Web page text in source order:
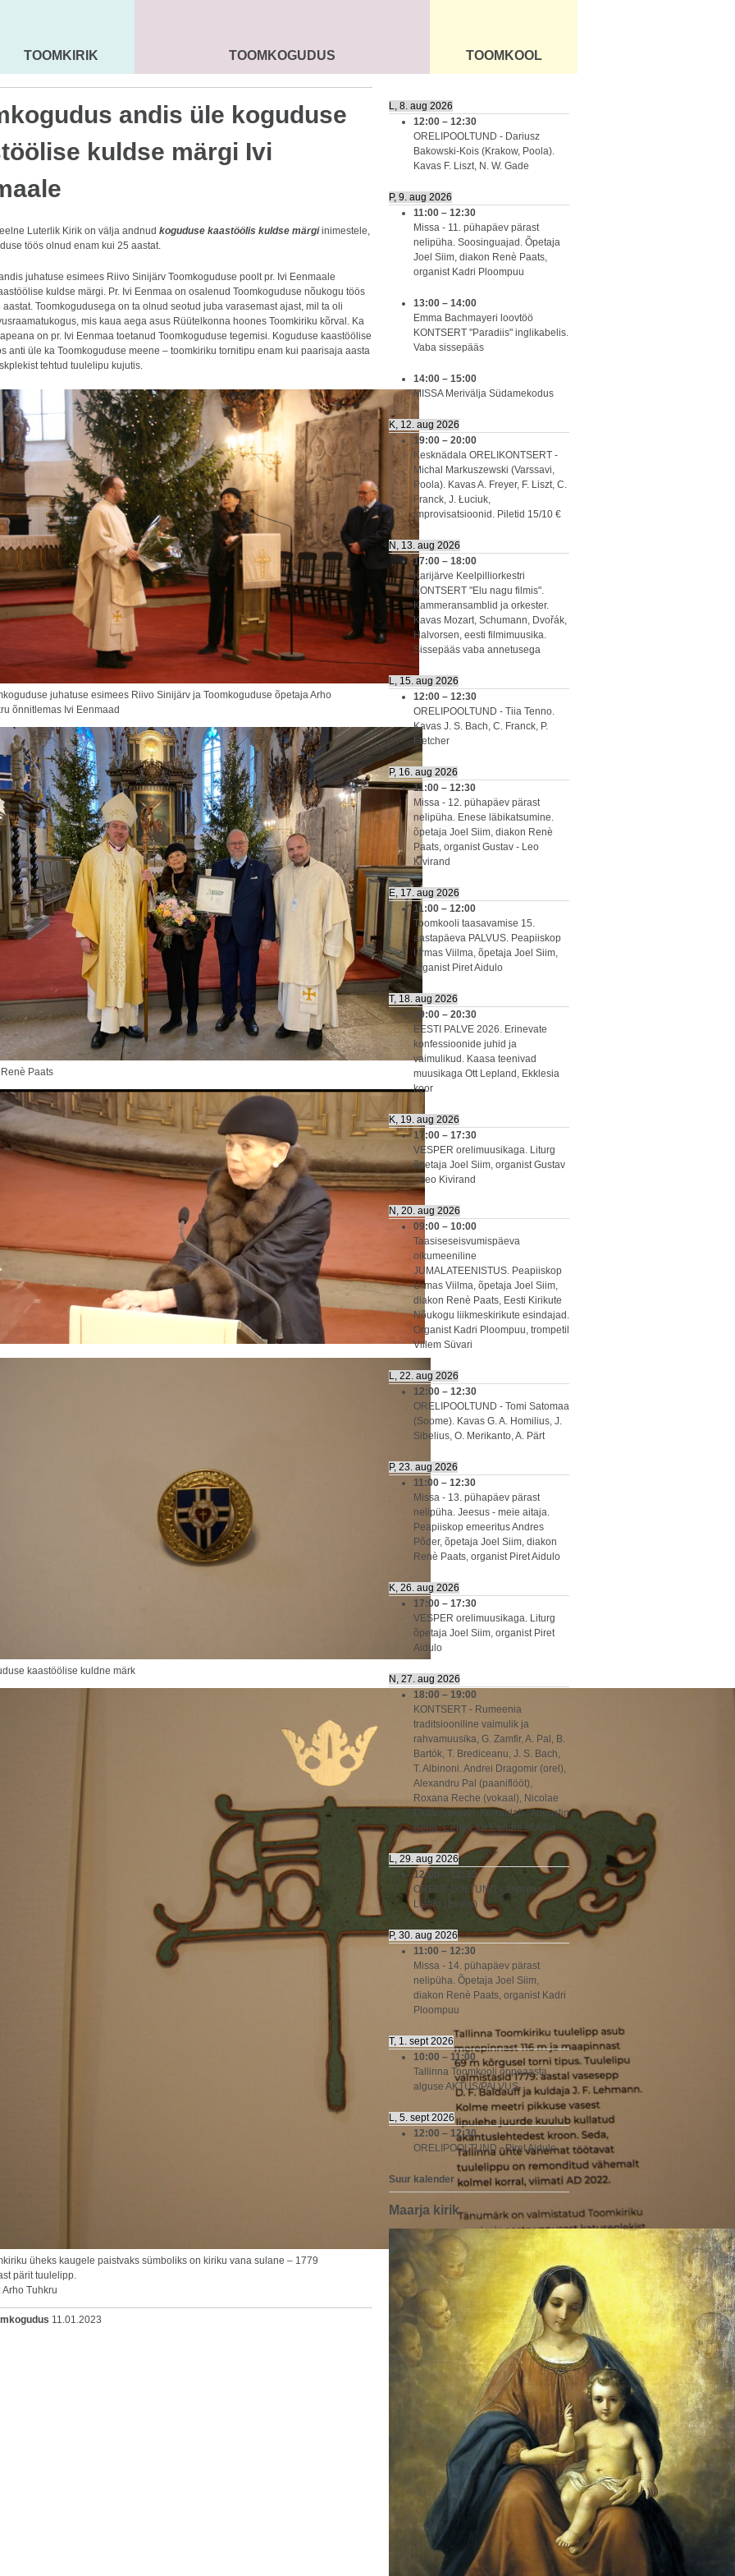
MAARJA KIRIK
TOOMKIRIK SEENIORID KOGUDUS
TOOMKOGUDUS ÜLDINFO
TOOMKOOL
andis üle koguduse
kuldse märgi Ivi
Luterlik Kirik on välja andnud koguduse kaastöölis kuldse märgiinimestele,
töös olnud enam kui 25 aastat.
juhatuse esimees Riivo Sinijärv Toomkoguduse poolt pr. Ivi Eenmaale
kuldse märgi. Pr. Ivi Eenmaa on osalenud Toomkoguduse nõukogu töös
aastat. Toomkogudusega on ta olnud seotud juba varasemast ajast, mil ta oli
mis kaua aega asus Rüütelkonna hoones Toomkiriku kõrval. Ka
on pr. Ivi Eenmaa toetanud Toomkoguduse tegemisi. Koguduse kaastöölise
anti üle ka Toomkoguduse meene – toomkiriku tornitipu enam kui paarisaja aasta
tehtud tuulelipu kujutis.
juhatuse esimees Riivo Sinijärv ja Toomkoguduse õpetaja Arho
õnnitlemas Ivi Eenmaad
Paats
kaastöölise kuldne märk
üheks kaugele paistvaks sümboliks on kiriku vana sulane – 1779
pärit tuulelipp.
Arho Tuhkru
11.01.2023
L, 8. aug 2026
12:00 – 12:30
ORELIPOOLTUND - Dariusz
Bakowski-Kois (Krakow, Poola).
Kavas F. Liszt, N. W. Gade
P, 9. aug 2026
11:00 – 12:30
Missa - 11. pühapäev pärast
nelipüha. Soosinguajad. Õpetaja
Joel Siim, diakon Renè Paats,
organist Kadri Ploompuu
13:00 – 14:00
Emma Bachmayeri loovtöö
KONTSERT "Paradiis" inglikabelis.
Vaba sissepääs
14:00 – 15:00
MISSA Merivälja Südamekodus
K, 12. aug 2026
19:00 – 20:00
Kesknädala ORELIKONTSERT -
Michal Markuszewski (Varssavi,
Poola). Kavas A. Freyer, F. Liszt, C.
Franck, J. Łuciuk,
improvisatsioonid. Piletid 15/10 €
N, 13. aug 2026
17:00 – 18:00
Karijärve Keelpilliorkestri
KONTSERT "Elu nagu filmis".
Kammeransamblid ja orkester.
Kavas Mozart, Schumann, Dvořák,
Halvorsen, eesti filmimuusika.
Sissepääs vaba annetusega
L, 15. aug 2026
12:00 – 12:30
ORELIPOOLTUND - Tiia Tenno.
Kavas J. S. Bach, C. Franck, P.
Fletcher
P, 16. aug 2026
11:00 – 12:30
Missa - 12. pühapäev pärast
nelipüha. Enese läbikatsumine.
õpetaja Joel Siim, diakon Renè
Paats, organist Gustav - Leo
Kivirand
E, 17. aug 2026
11:00 – 12:00
Toomkooli taasavamise 15.
aastapäeva PALVUS. Peapiiskop
Urmas Viilma, õpetaja Joel Siim,
organist Piret Aidulo
T, 18. aug 2026
19:00 – 20:30
EESTI PALVE 2026. Erinevate
konfessioonide juhid ja
vaimulikud. Kaasa teenivad
muusikaga Ott Lepland, Ekklesia
koor
K, 19. aug 2026
17:00 – 17:30
VESPER orelimuusikaga. Liturg
õpetaja Joel Siim, organist Gustav
- Leo Kivirand
N, 20. aug 2026
09:00 – 10:00
Taasiseseisvumispäeva
oikumeeniline
JUMALATEENISTUS. Peapiiskop
Urmas Viilma, õpetaja Joel Siim,
diakon Renè Paats, Eesti Kirikute
Nõukogu liikmeskirikute esindajad.
Organist Kadri Ploompuu, trompetil
Villem Süvari
L, 22. aug 2026
12:00 – 12:30
ORELIPOOLTUND - Tomi Satomaa
(Soome). Kavas G. A. Homilius, J.
Sibelius, O. Merikanto, A. Pärt
P, 23. aug 2026
11:00 – 12:30
Missa - 13. pühapäev pärast
nelipüha. Jeesus - meie aitaja.
Peapiiskop emeeritus Andres
Põder, õpetaja Joel Siim, diakon
Renè Paats, organist Piret Aidulo
K, 26. aug 2026
17:00 – 17:30
VESPER orelimuusikaga. Liturg
õpetaja Joel Siim, organist Piret
Aidulo
N, 27. aug 2026
18:00 – 19:00
KONTSERT - Rumeenia
traditsiooniline vaimulik ja
rahvamuusika, G. Zamfir, A. Pal, B.
Bartók, T. Brediceanu, J. S. Bach,
T. Albinoni. Andrei Dragomir (orel),
Alexandru Pal (paaniflööt),
Roxana Reche (vokaal), Nicolae
Plută (vokaal). Korraldab "Augustin
Bena" Centre for Culture of Alba
L, 29. aug 2026
12:00 – 12:30
ORELIPOOLTUND - Andreas
Liebig (Šveits)
P, 30. aug 2026
11:00 – 12:30
Missa - 14. pühapäev pärast
nelipüha. Õpetaja Joel Siim,
diakon Renè Paats, organist Kadri
Ploompuu
T, 1. sept 2026
10:00 – 11:00
Tallinna Toomkooli õppeaasta
alguse AKTUS/PALVUS
L, 5. sept 2026
12:00 – 12:30
ORELIPOOLTUND - Piret Aidulo
Suur kalender
Maarja kirik